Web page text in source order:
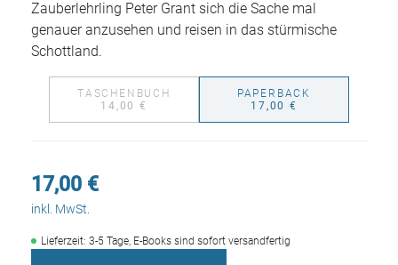
Zauberlehrling Peter Grant sich die Sache mal
genauer anzusehen und reisen in das stürmische
Schottland.
TASCHENBUCH
14,00 €
PAPERBACK
17,00 €
17,00 €
inkl. MwSt.
Lieferzeit: 3-5 Tage, E-Books sind sofort versandfertig